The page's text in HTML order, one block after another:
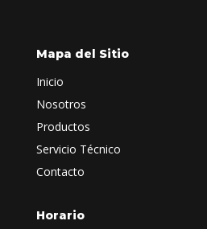
Mapa del Sitio
Inicio
Nosotros
Productos
Servicio Técnico
Contacto
Horario